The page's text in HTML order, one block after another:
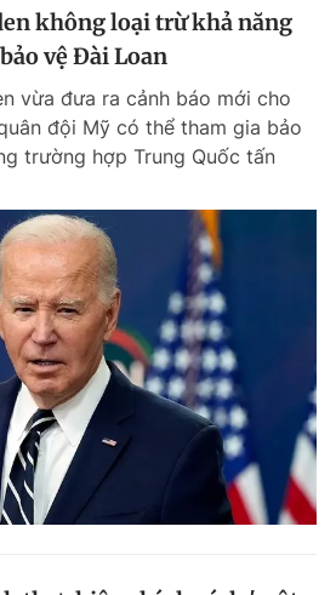
Tin 360
Magazine
Bạn cần biết
không loại trừ khả năng
vệ Đài Loan
vừa đưa ra cảnh báo mới cho
đội Mỹ có thể tham gia bảo
trường hợp Trung Quốc tấn